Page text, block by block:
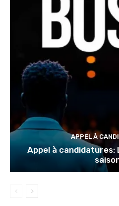
APPEL À
Appel à candidatures: